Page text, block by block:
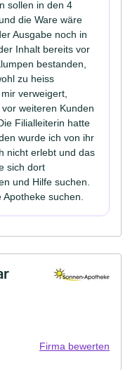
sollen in den 4
die Ware wäre
Ausgabe noch in
Inhalt bereits vor
bestanden,
zu heiss
verweigert,
weiteren Kunden
Filialleiterin hatte
wurde ich von ihr
nicht erlebt und das
sich dort
und Hilfe suchen.
suchen.
Firma bewerten